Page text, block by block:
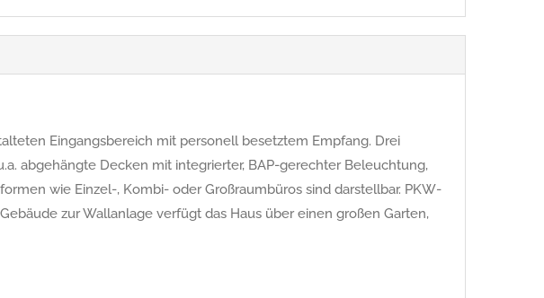
Eingangsbereich mit personell besetztem Empfang. Drei
abgehängte Decken mit integrierter, BAP-gerechter Beleuchtung,
wie Einzel-, Kombi- oder Großraumbüros sind darstellbar. PKW-
zur Wallanlage verfügt das Haus über einen großen Garten,